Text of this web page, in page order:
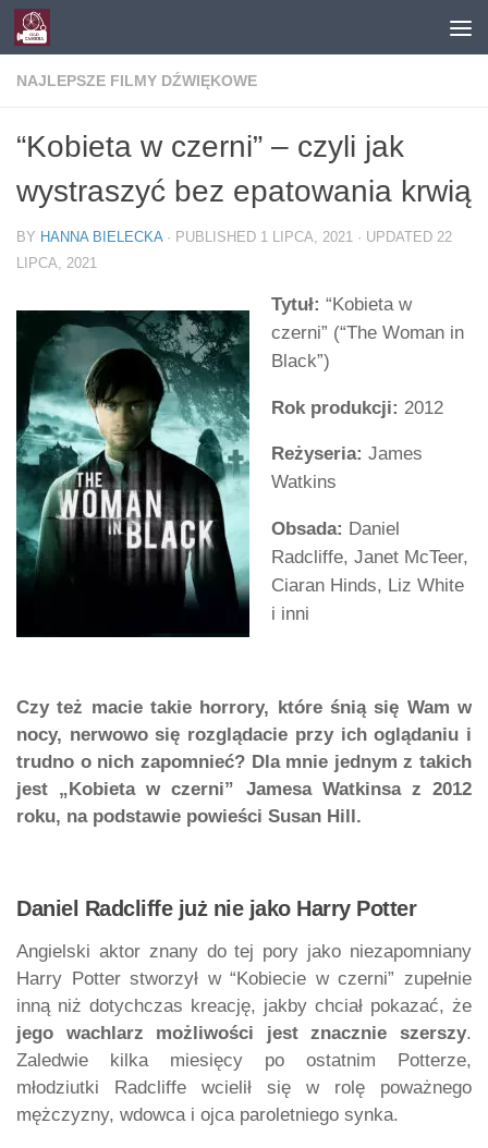
Skip to content
NAJLEPSZE FILMY DŹWIĘKOWE
“Kobieta w czerni” – czyli jak
wystraszyć bez epatowania krwią
BY HANNA BIELECKA · PUBLISHED 1 LIPCA, 2021 · UPDATED 22
LIPCA, 2021
Tytuł: “Kobieta w
czerni” (“The Woman in
Black”)
Rok produkcji: 2012
Reżyseria: James
Watkins
Obsada: Daniel
Radcliffe, Janet McTeer,
Ciaran Hinds, Liz White
i inni
Czy też macie takie horrory, które śnią się Wam w
nocy, nerwowo się rozglądacie przy ich oglądaniu i
trudno o nich zapomnieć? Dla mnie jednym z takich
jest „Kobieta w czerni” Jamesa Watkinsa z 2012
roku, na podstawie powieści Susan Hill.
Daniel Radcliffe już nie jako Harry Potter
Angielski aktor znany do tej pory jako niezapomniany
Harry Potter stworzył w “Kobiecie w czerni” zupełnie
inną niż dotychczas kreację, jakby chciał pokazać, że
jego wachlarz możliwości jest znacznie szerszy.
Zaledwie kilka miesięcy po ostatnim Potterze,
młodziutki Radcliffe wcielił się w rolę poważnego
mężczyzny, wdowca i ojca paroletniego synka.